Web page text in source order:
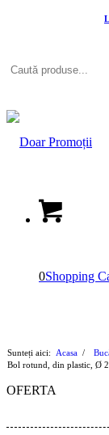
0Shopping
Sunteți aici: Acasa /
Bol rotund, din plastic, Ø
OFERTA